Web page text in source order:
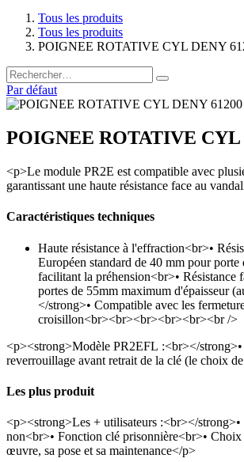
Tous les produits
Tous les produits
POIGNEE ROTATIVE CYL DENY
Par défaut
POIGNEE ROTATIVE
<p>Le module PR2E est compatible avec
garantissant une haute résistance face au
Caractéristiques techniques
Haute résistance à l'effraction<br>•
Européen standard de 40 mm pour
facilitant la préhension<br>•
portes de 55mm maximum d'épaisseur
</strong>• Compatible avec les
croisillon<br><br><br><br><br><br />
<p><strong>Modèle PR2EFL :<br></
reverrouillage avant retrait de la clé (le choix
Les plus produit
<p><strong>Les + utilisateurs :<br></
non<br>• Fonction clé prisonnière<br>•
œuvre, sa pose et sa maintenance</p>